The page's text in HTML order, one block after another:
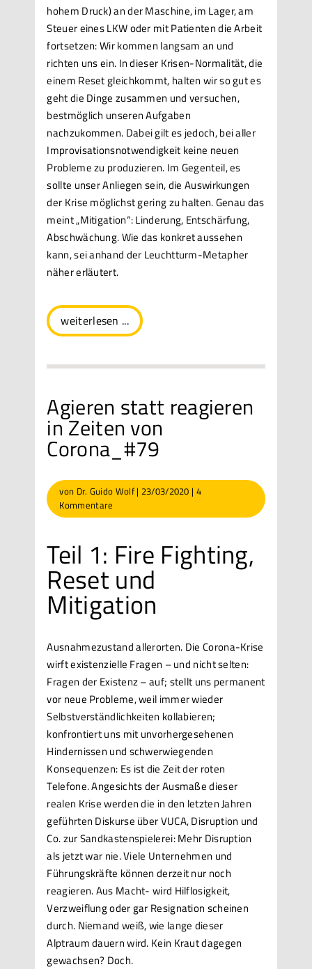
hohem Druck) an der Maschine, im Lager, am
Steuer eines LKW oder mit Patienten die Arbeit
fortsetzen: Wir kommen langsam an und
richten uns ein. In dieser Krisen-Normalität, die
einem Reset gleichkommt, halten wir so gut es
geht die Dinge zusammen und versuchen,
bestmöglich unseren Aufgaben
nachzukommen. Dabei gilt es jedoch, bei aller
Improvisationsnotwendigkeit keine neuen
Probleme zu produzieren. Im Gegenteil, es
sollte unser Anliegen sein, die Auswirkungen
der Krise möglichst gering zu halten. Genau das
meint „Mitigation“: Linderung, Entschärfung,
Abschwächung. Wie das konkret aussehen
kann, sei anhand der Leuchtturm-Metapher
näher erläutert.
weiterlesen ...
Agieren statt reagieren
in Zeiten von
Corona_#79
von Dr. Guido Wolf| 23/03/2020 | 4
Kommentare
Teil 1: Fire Fighting,
Reset und
Mitigation
Ausnahmezustand allerorten. Die Corona-Krise
wirft existenzielle Fragen – und nicht selten:
Fragen der Existenz – auf; stellt uns permanent
vor neue Probleme, weil immer wieder
Selbstverständlichkeiten kollabieren;
konfrontiert uns mit unvorhergesehenen
Hindernissen und schwerwiegenden
Konsequenzen: Es ist die Zeit der roten
Telefone. Angesichts der Ausmaße dieser
realen Krise werden die in den letzten Jahren
geführten Diskurse über VUCA, Disruption und
Co. zur Sandkastenspielerei: Mehr Disruption
als jetzt war nie. Viele Unternehmen und
Führungskräfte können derzeit nur noch
reagieren. Aus Macht- wird Hilflosigkeit,
Verzweiflung oder gar Resignation scheinen
durch. Niemand weiß, wie lange dieser
Alptraum dauern wird. Kein Kraut dagegen
gewachsen? Doch.